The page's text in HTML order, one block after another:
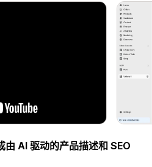
由 AI 驱动的产品描述和 SEO